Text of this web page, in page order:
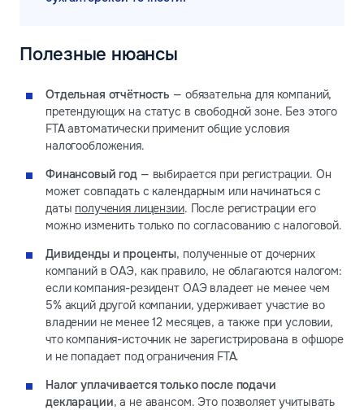
Полезные нюансы
Отдельная отчётность — обязательна для компаний,
претендующих на статус в свободной зоне. Без этого
FTA автоматически применит общие условия
налогообложения.
Финансовый год — выбирается при регистрации. Он
может совпадать с календарным или начинаться с
даты получения лицензии. После регистрации его
можно изменить только по согласованию с налоговой.
Дивиденды и проценты, полученные от дочерних
компаний в ОАЭ, как правило, не облагаются налогом:
если компания-резидент ОАЭ владеет не менее чем
5% акций другой компании, удерживает участие во
владении не менее 12 месяцев, а также при условии,
что компания-источник не зарегистрирована в офшоре
и не попадает под ограничения FTA.
Налог уплачивается только после подачи
декларации, а не авансом. Это позволяет учитывать